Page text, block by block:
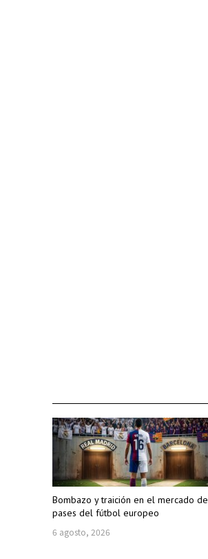
Bombazo y traición en el mercado de
pases del fútbol europeo
6 agosto, 2026